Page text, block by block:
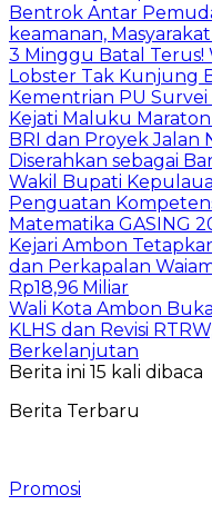
Bentrok Antar
keamanan,
3 Minggu Batal Terus!
Lobster Tak Kunjung
Kementrian PU
Kejati Maluku Maraton
BRI dan Proyek Jalan
Diserahkan sebagai
Wakil Bupati
Penguatan
Matematika GASING
Kejari Ambon
dan Perkapalan
Rp18,96 Miliar
Wali Kota Ambon
KLHS dan Revisi
Berkelanjutan
Berita ini 15 kali dibaca
Berita Terbaru
Promosi